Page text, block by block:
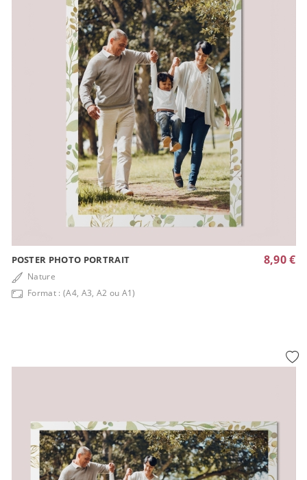
POSTER PHOTO PORTRAIT
Nature
Format : (A4, A3, A2 ou A1)
8,90 €